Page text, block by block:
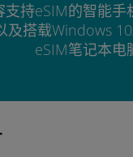
支持eSIM的智能手
及搭载Windows
eSIM笔记本电